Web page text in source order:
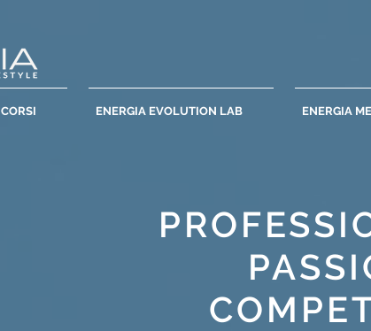
CORSI ENERGIA EVOLUTION LAB ENERGIA